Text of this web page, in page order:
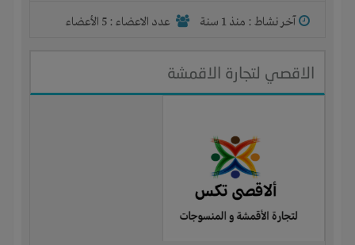
آخر نشاط : منذ 1 سنة عدد الاعضاء : 5 الأعضاء
الاقصي لتجارة الاقمشة